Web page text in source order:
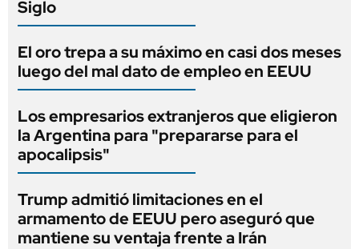
Siglo
El oro trepa a su máximo en casi dos meses
luego del mal dato de empleo en EEUU
Los empresarios extranjeros que eligieron
la Argentina para "prepararse para el
apocalipsis"
Trump admitió limitaciones en el
armamento de EEUU pero aseguró que
mantiene su ventaja frente a Irán